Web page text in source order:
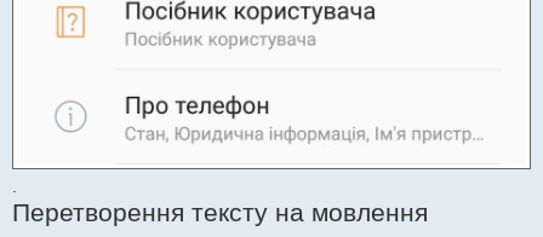
Перетворення тексту на мовлення